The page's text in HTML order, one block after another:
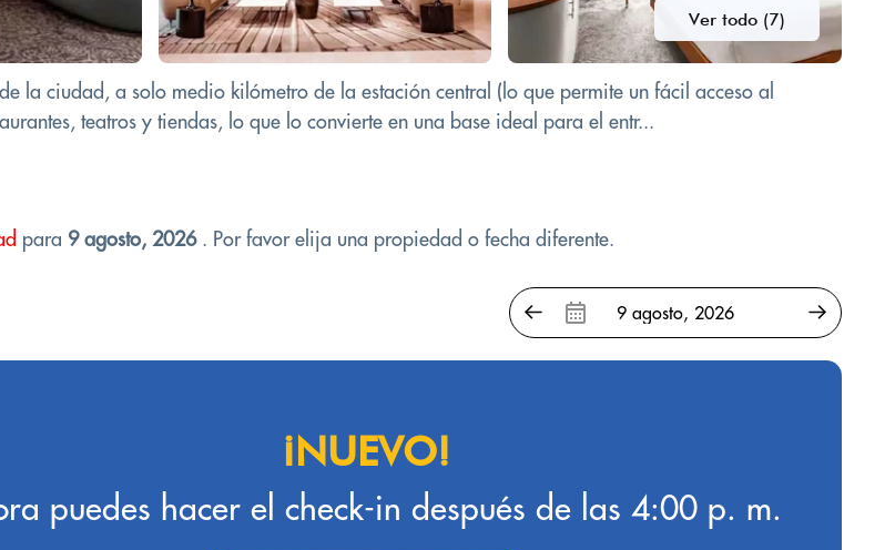
Ver todo (7)
la ciudad, a solo medio kilómetro de la estación central (lo que permite un fácil acceso al
teatros y tiendas, lo que lo convierte en una base ideal para el entr...
para 9 agosto, 2026. Por favor elija una propiedad o fecha diferente.
¡NUEVO!
puedes hacer el check-in después de las 4:00 p. m.